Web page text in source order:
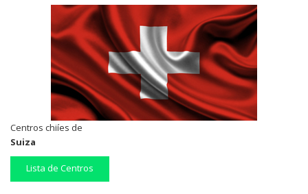
Centros chiíes de
Suiza
Lista de Centros